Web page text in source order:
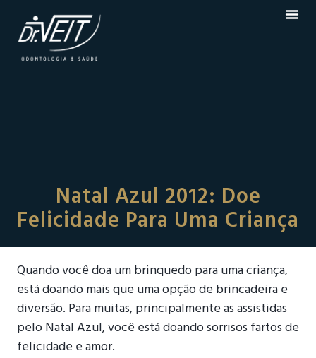
Natal Azul 2012: Doe
Felicidade Para Uma Criança
Quando você doa um brinquedo para uma criança,
está doando mais que uma opção de brincadeira e
diversão. Para muitas, principalmente as assistidas
pelo Natal Azul, você está doando sorrisos fartos de
felicidade e amor.